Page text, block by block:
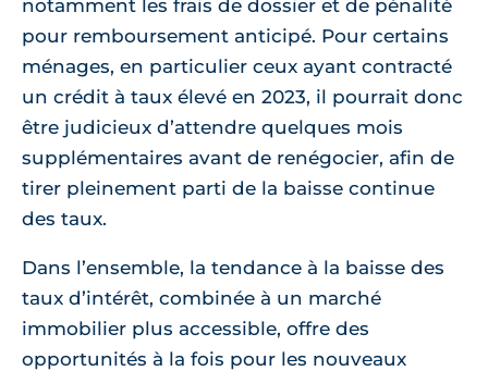
notamment les frais de dossier et de pénalité
pour remboursement anticipé. Pour certains
ménages, en particulier ceux ayant contracté
un crédit à taux élevé en 2023, il pourrait donc
être judicieux d’attendre quelques mois
supplémentaires avant de renégocier, afin de
tirer pleinement parti de la baisse continue
des taux.
Dans l’ensemble, la tendance à la baisse des
taux d’intérêt, combinée à un marché
immobilier plus accessible, offre des
opportunités à la fois pour les nouveaux